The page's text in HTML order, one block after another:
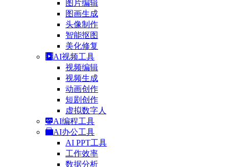
图片编辑
图画生成
头像制作
智能抠图
美化修复
AI视频工具
视频编辑
视频生成
动画创作
短剧创作
虚拟数字人
AI编程工具
AI办公工具
AI PPT工具
工作效率
数据分析